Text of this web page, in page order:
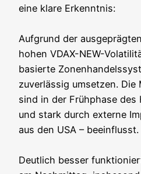
eine kla­re Erkennt­nis:
Auf­grund der
hohen VDAX-NEW-
ba­sier­te
zuver­läs­sig umset­zen. Die
sind in der Früh­pha­se des
und stark durch exter­ne
aus den USA – beein­flusst.
Deut­lich bes­ser